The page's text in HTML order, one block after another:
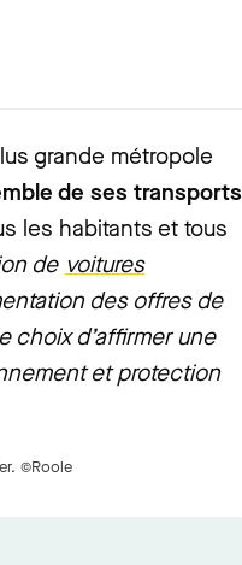
grande métropole
de ses transports
les habitants et tous
de voitures
des offres de
choix d’affirmer une
et protection
©Roole